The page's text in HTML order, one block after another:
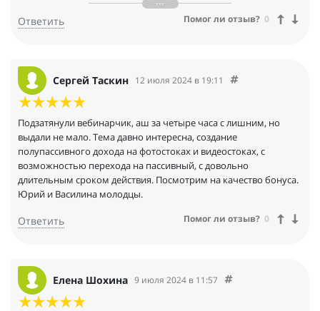
Юрий и Василина!!!
Ответить Помог ли отзыв? 0
Сергей Таскин 12 июля 2024 в 19:11
Подзатянули вебинарчик, аш за четыре часа с лишним, но
выдали не мало. Тема давно интересна, создание
полупассивного дохода на фотостоках и видеостоках, с
возможностью перехода на пассивный, с довольно
длительным сроком действия. Посмотрим на качество бонуса.
Юрий и Василина молодцы.
Ответить Помог ли отзыв? 0
Елена Шохина 9 июля 2024 в 11:57